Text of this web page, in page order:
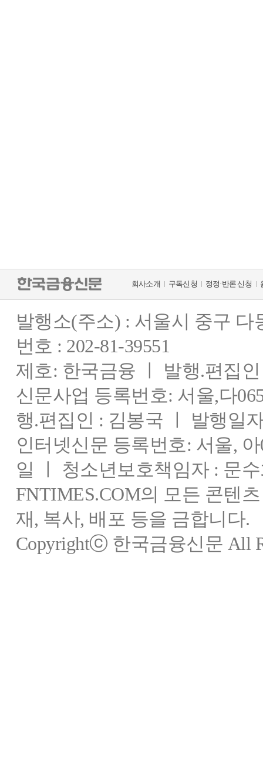
회사소개 구독신청 정정·반론 신청
발행소(주소) : 서울시 중구
번호 : 202-81-39551
제호: 한국금융 ㅣ 발행.편집
신문사업 등록번호: 서울,다
행.편집인 : 김봉국 ㅣ 발행일
인터넷신문 등록번호: 서울,
일 ㅣ 청소년보호책임자 : 문
FNTIMES.COM의 모든 콘텐
재, 복사, 배포 등을 금합니다.
Copyrightⓒ 한국금융신문 All